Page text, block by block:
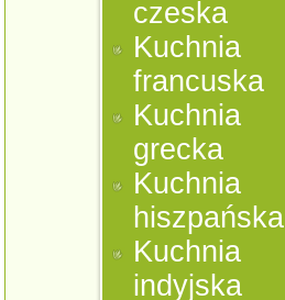
czeska
Kuchnia
francuska
Kuchnia
grecka
Kuchnia
hiszpańska
Kuchnia
indyjska